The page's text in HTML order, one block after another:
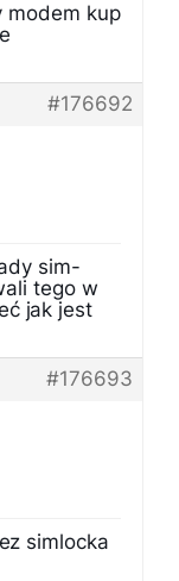
modem kup
#176692
sim-
tego w
jak jest
#176693
simlocka